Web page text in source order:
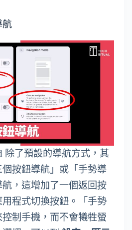
航
除了預設的導航方式，其
按鈕導航」或「手勢導
，這增加了一個返回按
程式切換按鈕。「手勢
制手機，而不會犧牲螢